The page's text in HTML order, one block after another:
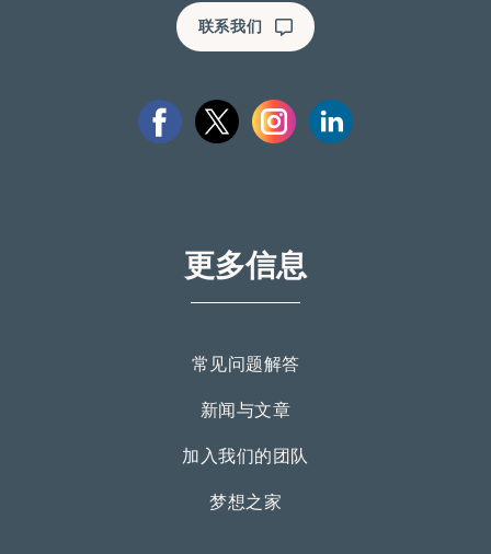
联系我们
更多信息
常见问题解答
新闻与文章
加入我们的团队
梦想之家